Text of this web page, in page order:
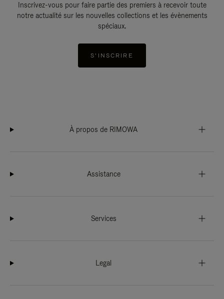
Inscrivez-vous pour faire partie des premiers à recevoir toute
notre actualité sur les nouvelles collections et les évènements
spéciaux.
S'INSCRIRE
À propos de RIMOWA
Assistance
Services
Legal